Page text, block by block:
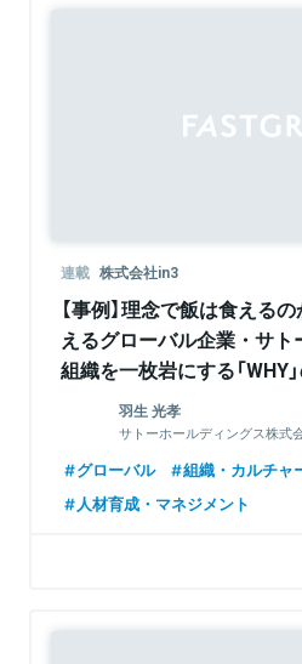
連載 株式会社in3
【事例】理念で飯は食える
えるグローバル企業・サト
組織を一枚岩にする「WHY
羽生 光孝
サトーホールディングス株式
グローバル
組織・カルチャ
人材育成・マネジメント